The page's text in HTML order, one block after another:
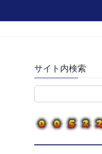
サイト内検索